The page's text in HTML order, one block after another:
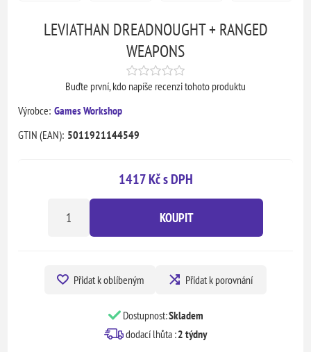
LEVIATHAN DREADNOUGHT + RANGED
WEAPONS
Buďte první, kdo napíše recenzi tohoto produktu
Výrobce: Games Workshop
GTIN (EAN): 5011921144549
1417 Kč s DPH
KOUPIT
Přidat k oblíbeným Přidat k porovnání
Dostupnost:Skladem
dodací lhůta :2 týdny